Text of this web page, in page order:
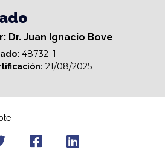
Dr. Juan Ignacio Bove
48732_1
21/08/2025